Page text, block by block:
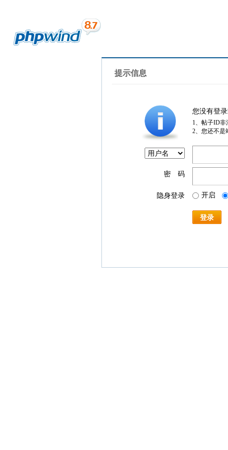
提示信息
您没有登
1、帖子ID非
2、您还不是
密 码
隐身登录 开启
登录